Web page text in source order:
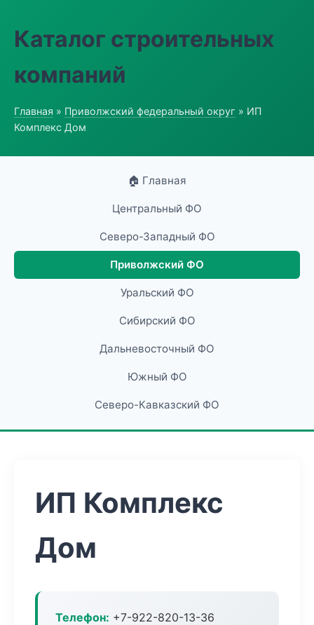
Каталог строительных
компаний
Главная » Приволжский федеральный округ » ИП
Комплекс Дом
🏠 Главная
Центральный ФО
Северо-Западный ФО
Приволжский ФО
Уральский ФО
Сибирский ФО
Дальневосточный ФО
Южный ФО
Северо-Кавказский ФО
ИП Комплекс
Дом
Телефон: +7-922-820-13-36